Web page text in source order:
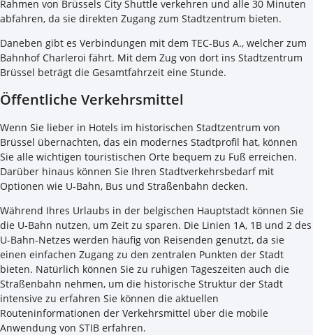
Rahmen von Brüssels City Shuttle verkehren und alle 30 Minuten
abfahren, da sie direkten Zugang zum Stadtzentrum bieten.
Daneben gibt es Verbindungen mit dem TEC-Bus A., welcher zum
Bahnhof Charleroi fährt. Mit dem Zug von dort ins Stadtzentrum
Brüssel beträgt die Gesamtfahrzeit eine Stunde.
Öffentliche Verkehrsmittel
Wenn Sie lieber in Hotels im historischen Stadtzentrum von
Brüssel übernachten, das ein modernes Stadtprofil hat, können
Sie alle wichtigen touristischen Orte bequem zu Fuß erreichen.
Darüber hinaus können Sie Ihren Stadtverkehrsbedarf mit
Optionen wie U-Bahn, Bus und Straßenbahn decken.
Während Ihres Urlaubs in der belgischen Hauptstadt können Sie
die U-Bahn nutzen, um Zeit zu sparen. Die Linien 1A, 1B und 2 des
U-Bahn-Netzes werden häufig von Reisenden genutzt, da sie
einen einfachen Zugang zu den zentralen Punkten der Stadt
bieten. Natürlich können Sie zu ruhigen Tageszeiten auch die
Straßenbahn nehmen, um die historische Struktur der Stadt
intensive zu erfahren Sie können die aktuellen
Routeninformationen der Verkehrsmittel über die mobile
Anwendung von STIB erfahren.